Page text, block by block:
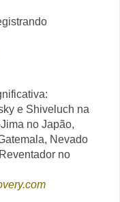
e Shiveluch na
no Japão,
Nevado
no